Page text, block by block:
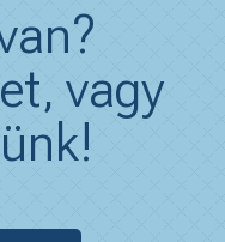
vagy